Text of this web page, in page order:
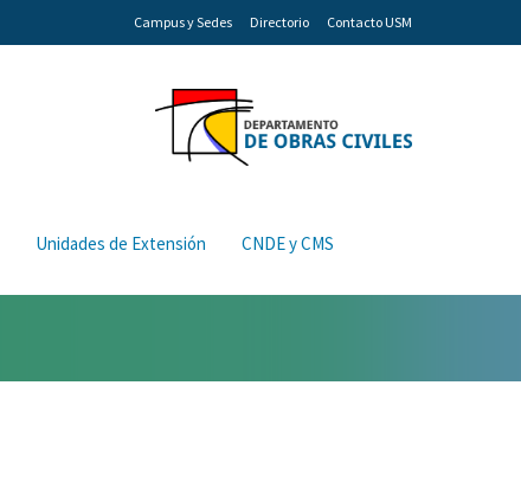
Campus y Sedes Directorio Contacto USM
Unidades de Extensión CNDE y CMS